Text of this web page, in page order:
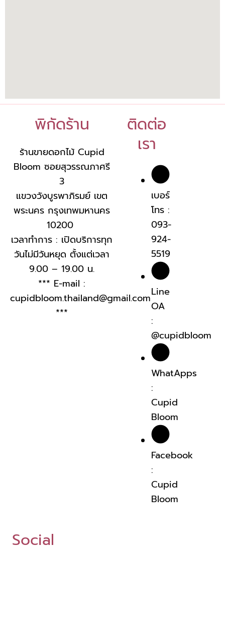
พิกัดร้าน
ร้านขายดอกไม้ Cupid
Bloom ซอยสุวรรณภาศรี
3
แขวงวังบูรพาภิรมย์ เขต
พระนคร กรุงเทพมหานคร
10200
เวลาทำการ : เปิดบริการทุก
วันไม่มีวันหยุด ตั้งแต่เวลา
9.00 – 19.00 น.
*** E-mail :
cupidbloom.thailand@gmail.com
***
ติดต่อ
เรา
เบอร์
โทร :
093-
924-
5519
Line
OA
:
@cupidbloom
WhatApps
:
Cupid
Bloom
Facebook
:
Cupid
Bloom
Social